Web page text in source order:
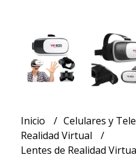
Inicio
Celulares y
Realidad Virtual
Lentes de Realidad